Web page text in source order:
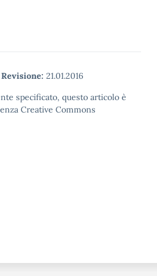
Revisione: 21.01.2016
specificato, questo articolo è
Creative Commons